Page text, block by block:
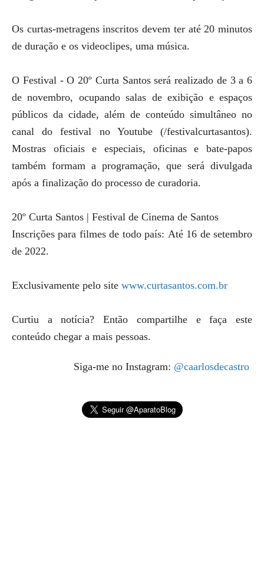
Os curtas-metragens inscritos devem ter até 20 minutos
de duração e os videoclipes, uma música.
O Festival - O 20º Curta Santos será realizado de 3 a 6
de novembro, ocupando salas de exibição e espaços
públicos da cidade, além de conteúdo simultâneo no
canal do festival no Youtube (/festivalcurtasantos).
Mostras oficiais e especiais, oficinas e bate-papos
também formam a programação, que será divulgada
após a finalização do processo de curadoria.
20º Curta Santos | Festival de Cinema de Santos
Inscrições para filmes de todo país: Até 16 de setembro
de 2022.
Exclusivamente pelo site www.curtasantos.com.br
Curtiu a notícia? Então compartilhe e faça este
conteúdo chegar a mais pessoas.
Siga-me no Instagram: @caarlosdecastro